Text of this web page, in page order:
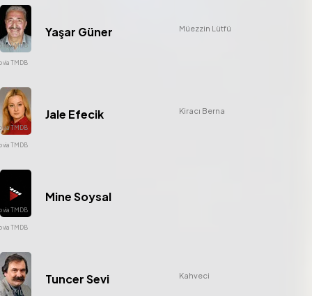
Yaşar Güner Müezzin Lütfü
Jale Efecik Kiracı Berna
Mine Soysal
Tuncer Sevi Kahveci